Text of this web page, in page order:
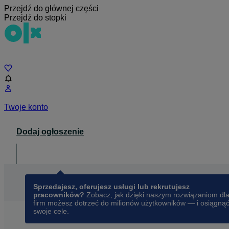
Przejdź do głównej części
Przejdź do stopki
Twoje konto
Dodaj ogłoszenie
Sprzedajesz, oferujesz usługi lub rekrutujesz
pracowników? Zobacz, jak dzięki naszym rozwiązaniom dla
firm możesz dotrzeć do milionów użytkowników — i osiągnąć
swoje cele.